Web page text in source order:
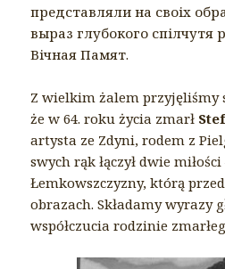
представляли на своіх
выраз глубокого спілчутя
Вічная Памят.
Z wielkim żalem przyjęliśmy
że w 64. roku życia zmarł
artysta ze Zdyni, rodem z
swych rąk łączył dwie
Łemkowszczyzny, którą
obrazach. Składamy wyrazy
współczucia rodzinie